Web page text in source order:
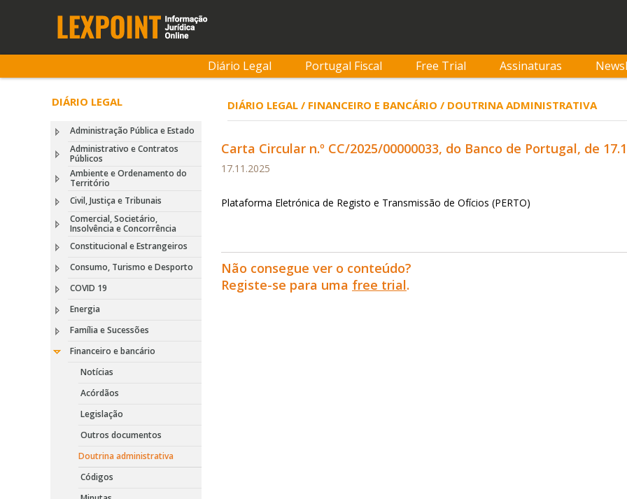
Diário Legal Portugal Fiscal Free Trial Assinaturas
DIÁRIO LEGAL
Administração Pública e Estado
Administrativo e Contratos
Públicos
Ambiente e Ordenamento do
Território
Civil, Justiça e Tribunais
Comercial, Societário,
Insolvência e Concorrência
Constitucional e Estrangeiros
Consumo, Turismo e Desporto
COVID 19
Energia
Família e Sucessões
Financeiro e bancário
Notícias
Acórdãos
Legislação
Outros documentos
Doutrina administrativa
Códigos
DIÁRIO LEGAL / FINANCEIRO E BANCÁRIO / DOUTRINA ADMINISTRATIVA
Carta Circular n.º CC/2025/00000033, do Banco de Portugal, de
17.11.2025
Plataforma Eletrónica de Registo e Transmissão de Ofícios (PERTO)
Não consegue ver o conteúdo?
Registe-se para uma free trial.